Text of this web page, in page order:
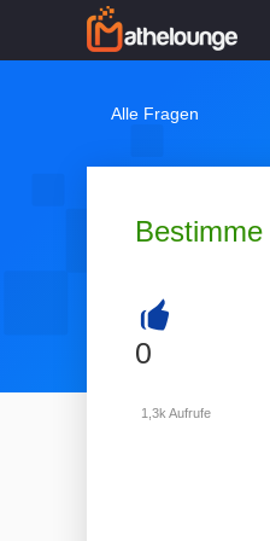
Alle Fragen
+
0
1,3k Aufrufe